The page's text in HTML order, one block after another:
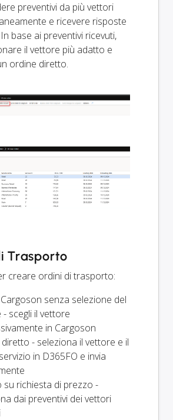
preventivi da più vettori
e ricevere risposte
base ai preventivi ricevuti,
il vettore più adatto e
ordine diretto.
Trasporto
creare ordini di trasporto:
senza selezione del
scegli il vettore
in Cargoson
- seleziona il vettore e il
in D365FO e invia
su richiesta di prezzo -
dai preventivi dei vettori